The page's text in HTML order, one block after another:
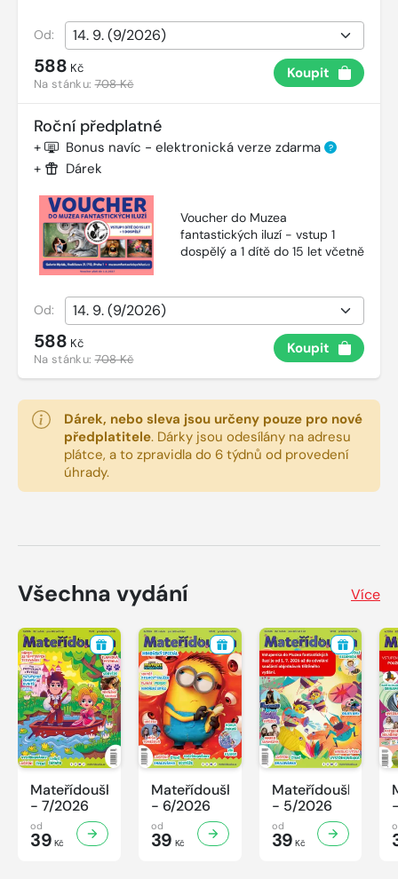
Od:
588 Kč
Na stánku:708 Kč
Koupit
Roční předplatné
+ Bonus navíc - elektronická verze zdarma ?
+ Dárek
Voucher do Muzea
fantastických iluzí - vstup 1
dospělý a 1 dítě do 15 let včetně
Od:
588 Kč
Na stánku:708 Kč
Koupit
Dárek, nebo sleva jsou určeny pouze pro nové
předplatitele. Dárky jsou odesílány na adresu
plátce, a to zpravidla do 6 týdnů od provedení
úhrady.
Všechna vydání Více
Mateřídouška
- 7/2026
od
39 Kč
Mateřídouška
- 6/2026
od
39 Kč
Mateřídouška
- 5/2026
od
39 Kč